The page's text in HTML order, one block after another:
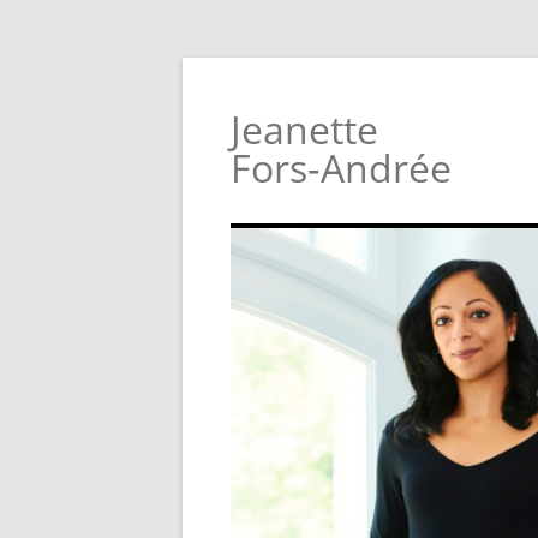
Jeanette
Fors‑Andrée